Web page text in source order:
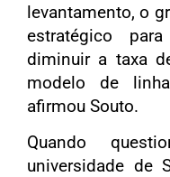
levantamento, o
estratégico
diminuir a taxa
modelo de
afirmou Souto.
Quando
universidade de